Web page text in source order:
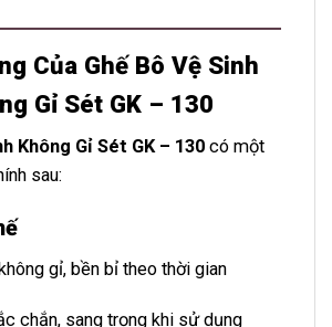
Của Ghế Bô Vệ Sinh
Gỉ Sét GK – 130
Không Gỉ Sét GK – 130 có một
sau:
gỉ, bền bỉ theo thời gian
chắn, sang trọng khi sử dụng